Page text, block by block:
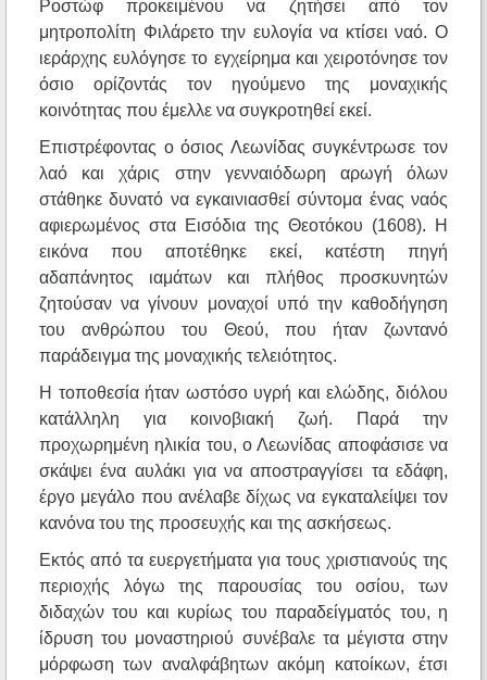
Ροστώφ προκειμένου να ζητήσει από τον
μητροπολίτη Φιλάρετο την ευλογία να κτίσει ναό. Ο
ιεράρχης ευλόγησε το εγχείρημα και χειροτόνησε τον
όσιο ορίζοντάς τον ηγούμενο της μοναχικής
κοινότητας που έμελλε να συγκροτηθεί εκεί.
Επιστρέφοντας ο όσιος Λεωνίδας συγκέντρωσε τον
λαό και χάρις στην γενναιόδωρη αρωγή όλων
στάθηκε δυνατό να εγκαινιασθεί σύντομα ένας ναός
αφιερωμένος στα Εισόδια της Θεοτόκου (1608). Η
εικόνα που αποτέθηκε εκεί, κατέστη πηγή
αδαπάνητος ιαμάτων και πλήθος προσκυνητών
ζητούσαν να γίνουν μοναχοί υπό την καθοδήγηση
του ανθρώπου του Θεού, που ήταν ζωντανό
παράδειγμα της μοναχικής τελειότητος.
Η τοποθεσία ήταν ωστόσο υγρή και ελώδης, διόλου
κατάλληλη για κοινοβιακή ζωή. Παρά την
προχωρημένη ηλικία του, ο Λεωνίδας αποφάσισε να
σκάψει ένα αυλάκι για να αποστραγγίσει τα εδάφη,
έργο μεγάλο που ανέλαβε δίχως να εγκαταλείψει τον
κανόνα του της προσευχής και της ασκήσεως.
Εκτός από τα ευεργετήματα για τους χριστιανούς της
περιοχής λόγω της παρουσίας του οσίου, των
διδαχών του και κυρίως του παραδείγματός του, η
ίδρυση του μοναστηριού συνέβαλε τα μέγιστα στην
μόρφωση των αναλφάβητων ακόμη κατοίκων, έτσι